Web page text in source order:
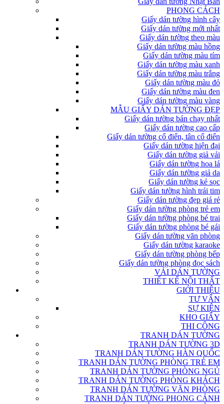
PHONG CÁCH
Giấy dán tường hình cây
Giấy dán tường mới nhất
Giấy dán tường theo màu
Giấy dán tường màu hồng
Giấy dán tường màu tím
Giấy dán tường màu xanh
Giấy dán tường màu trắng
Giấy dán tường màu đỏ
Giấy dán tường màu đen
Giấy dán tường màu vàng
MẪU GIẤY DÁN TƯỜNG ĐẸP
Giấy dán tường bán chạy nhất
Giấy dán tường cao cấp
Giấy dán tường cổ điển, tân cổ điển
Giấy dán tường hiện đại
Giấy dán tường giả vải
Giấy dán tường hoa lá
Giấy dán tường giả da
Giấy dán tường kẻ sọc
Giấy dán tường hình trái tim
Giấy dán tường đẹp giá rẻ
Giấy dán tường phòng trẻ em
Giấy dán tường phòng bé trai
Giấy dán tường phòng bé gái
Giấy dán tường văn phòng
Giấy dán tường karaoke
Giấy dán tường phòng bếp
Giấy dán tường phòng đọc sách
VẢI DÁN TƯỜNG
THIẾT KẾ NỘI THẤT
GIỚI THIỆU
TƯ VẤN
SỰ KIỆN
KHO GIẤY
THI CÔNG
TRANH DÁN TƯỜNG
TRANH DÁN TƯỜNG 3D
TRANH DÁN TƯỜNG HÀN QUỐC
TRANH DÁN TƯỜNG PHÒNG TRẺ EM
TRANH DÁN TƯỜNG PHÒNG NGỦ
TRANH DÁN TƯỜNG PHÒNG KHÁCH
TRANH DÁN TƯỜNG VĂN PHÒNG
TRANH DÁN TƯỜNG PHONG CẢNH